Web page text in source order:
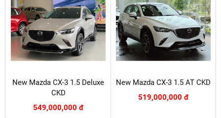
New Mazda CX-3 1.5 Deluxe
CKD
549,000,000 đ
New Mazda CX-3 1.5 AT CKD
519,000,000 đ